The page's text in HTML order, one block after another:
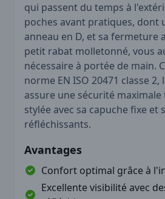
qui passent du temps à
poches avant pratiques, dont
anneau en D, et sa fermeture
petit rabat molletonné, vous
nécessaire à portée de main.
norme EN ISO 20471 classe 2,
assure une sécurité
stylée avec sa capuche fixe et
réfléchissants.
Avantages
Confort optimal grâce à
Excellente visibilité avec